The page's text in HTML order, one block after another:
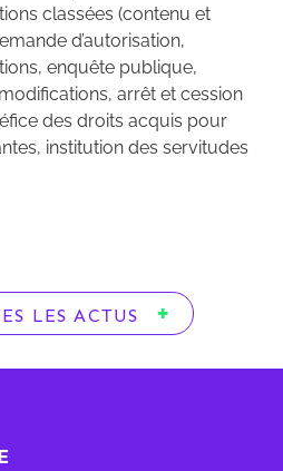
classées (contenu et
d’autorisation,
enquête publique,
arrêt et cession
des droits acquis pour
institution des servitudes
LES ACTUS